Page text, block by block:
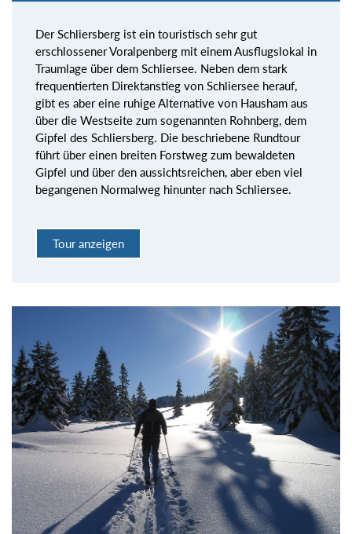
Der Schliersberg ist ein touristisch sehr gut
erschlossener Voralpenberg mit einem Ausflugslokal in
Traumlage über dem Schliersee. Neben dem stark
frequentierten Direktanstieg von Schliersee herauf,
gibt es aber eine ruhige Alternative von Hausham aus
über die Westseite zum sogenannten Rohnberg, dem
Gipfel des Schliersberg. Die beschriebene Rundtour
führt über einen breiten Forstweg zum bewaldeten
Gipfel und über den aussichtsreichen, aber eben viel
begangenen Normalweg hinunter nach Schliersee.
Tour anzeigen